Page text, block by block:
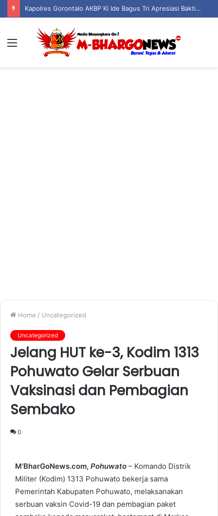
Kapolres Gorontalo AKBP Ki Ide Bagus Tri Apresiasi Bakti Sosial Polsek Boliyohuto Salurkan Air Bersih dan Sembako
Home / Uncategorized
Uncategorized
Jelang HUT ke-3, Kodim 1313
Pohuwato Gelar Serbuan
Vaksinasi dan Pembagian
Sembako
0
M’BharGoNews.com, Pohuwato – Komando Distrik
Militer (Kodim) 1313 Pohuwato bekerja sama
Pemerintah Kabupaten Pohuwato, melaksanakan
serbuan vaksin Covid-19 dan pembagian paket